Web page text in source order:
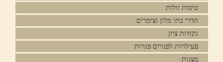
טיסות זולות
חדרי בתי מלון וצימרים
נקודות ציון
פעילויות לפנויים פנויות
מצגות